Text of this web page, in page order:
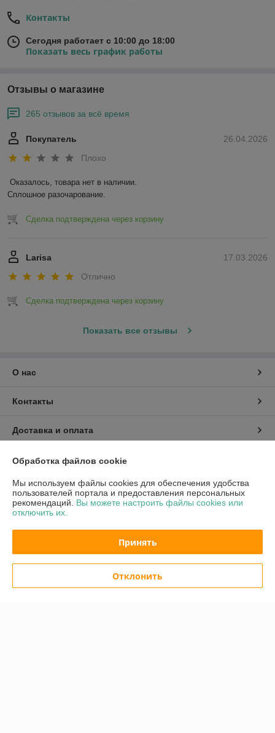
Контакты
Сегодня работает с 10:00 до 18:00
Показать весь график работы
Отзывы о магазине
265 отзывов за всё время
26.04.2026
Покупатель
Плохо
Оказалось, товара нет в наличии.
Сплошное разочарование.
Сделка подтверждена через корзину
17.03.2026
Larisa
Отлично
Сделка подтверждена через корзину
Показать все отзывы
О нас
Контакты
Доставка и оплата
График работы
Полная версия сайта
Политика обработки cookies
Сайт создан на платформе Deal.by
Обработка файлов cookie
Мы используем файлы cookies для обеспечения удобства
пользователей портала и предоставления персональных
рекомендаций. Вы можете настроить файлы cookies или
отключить их.
Принять
Отклонить